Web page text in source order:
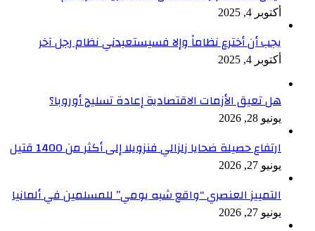
أكتوبر 4, 2025
يجب أن أخترع نظاماً وإلا فسيستعبدني نظام رجل آخر
أكتوبر 4, 2025
هل تعيق الأزمات الاقتصادية إعادة تسليح أوروبا؟
يونيو 28, 2026
ارتفاع حصيلة ضحايا زلزالي فنزويلا إلى أكثر من 1400 قتيل
يونيو 27, 2026
التمييز العنصري “واقع شبه يومي” للمسلمين في ألمانيا
يونيو 27, 2026